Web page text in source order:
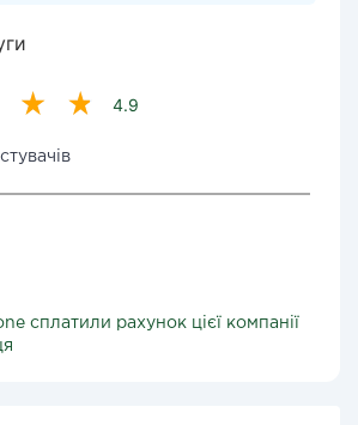
4.9
сплатили рахунок цієї компанії